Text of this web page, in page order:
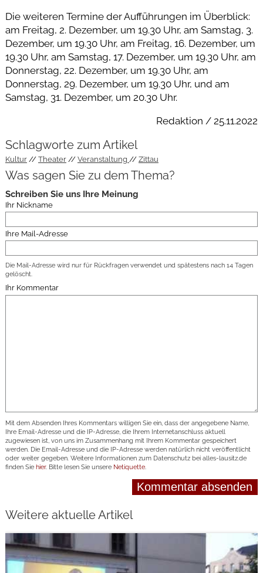
Die weiteren Termine der Aufführungen im Überblick:
am Freitag, 2. Dezember, um 19.30 Uhr, am Samstag, 3.
Dezember, um 19.30 Uhr, am Freitag, 16. Dezember, um
19.30 Uhr, am Samstag, 17. Dezember, um 19.30 Uhr, am
Donnerstag, 22. Dezember, um 19.30 Uhr, am
Donnerstag, 29. Dezember, um 19.30 Uhr, und am
Samstag, 31. Dezember, um 20.30 Uhr.
Redaktion / 25.11.2022
Schlagworte zum Artikel
Kultur Theater Veranstaltung Zittau
Was sagen Sie zu dem Thema?
Schreiben Sie uns Ihre Meinung
Ihr Nickname
Ihre Mail-Adresse
Die Mail-Adresse wird nur für Rückfragen verwendet und spätestens nach 14 Tagen
gelöscht.
Ihr Kommentar
Mit dem Absenden Ihres Kommentars willigen Sie ein, dass der angegebene Name,
Ihre Email-Adresse und die IP-Adresse, die Ihrem Internetanschluss aktuell
zugewiesen ist, von uns im Zusammenhang mit Ihrem Kommentar gespeichert
werden. Die Email-Adresse und die IP-Adresse werden natürlich nicht veröffentlicht
oder weiter gegeben. Weitere Informationen zum Datenschutz bei alles-lausitz.de
finden Sie hier. Bitte lesen Sie unsere Netiquette.
Weitere aktuelle Artikel
weiterlesen